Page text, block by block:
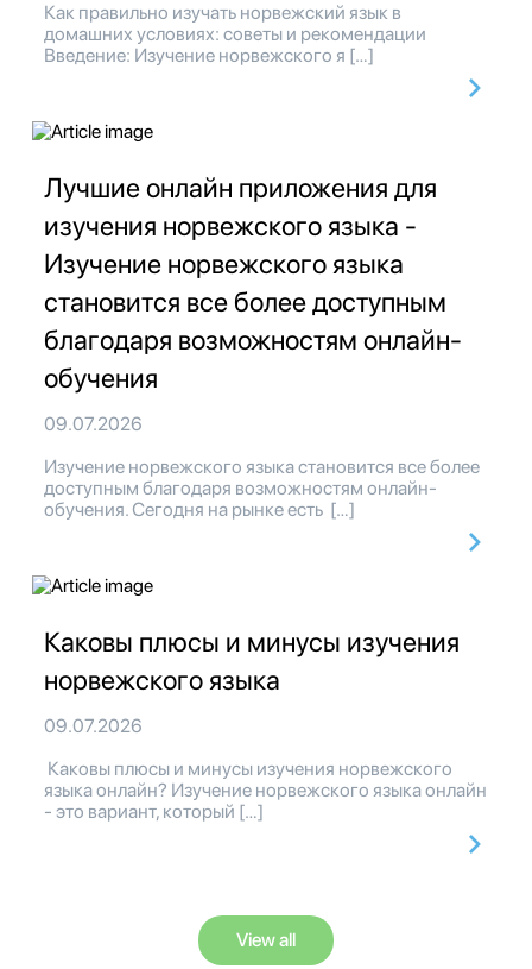
Как правильно изучать норвежский язык в
домашних условиях: советы и рекомендации
Введение: Изучение норвежского я […]
Лучшие онлайн приложения для
изучения норвежского языка -
Изучение норвежского языка
становится все более доступным
благодаря возможностям онлайн-
обучения
09.07.2026
Изучение норвежского языка становится все более
доступным благодаря возможностям онлайн-
обучения. Сегодня на рынке есть […]
Каковы плюсы и минусы изучения
норвежского языка
09.07.2026
Каковы плюсы и минусы изучения норвежского
языка онлайн? Изучение норвежского языка онлайн
- это вариант, который […]
View all